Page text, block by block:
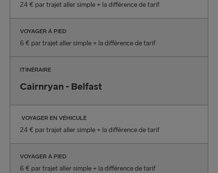
24 € par trajet aller simple + la différence de tarif
VOYAGER À PIED
6 € par trajet aller simple + la différence de tarif
ITINÉRAIRE
Cairnryan - Belfast
VOYAGER EN VÉHICULE
24 € par trajet aller simple + la différence de tarif
VOYAGER À PIED
6 € par trajet aller simple + la différence de tarif